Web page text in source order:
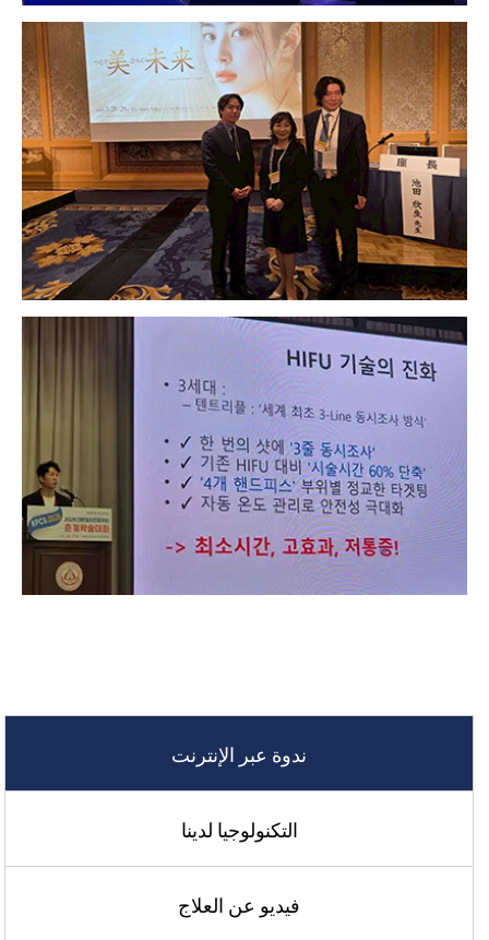
ندوة عبر الإنترنت
التكنولوجيا لدينا
فيديو عن العلاج